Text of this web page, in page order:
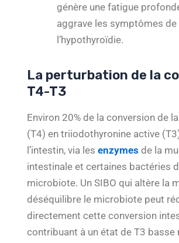
génère une fatigue
aggrave les symptômes de
l’hypothyroïdie.
La perturbation de la
T4-T3
Environ 20% de la conversion de
(T4) en triiodothyronine active
l’intestin, via lesenzymes de la
intestinale et certaines bactéries
microbiote. Un SIBO qui altère la
déséquilibre le microbiote peut
directement cette conversion
contribuant à un état de T3 basse